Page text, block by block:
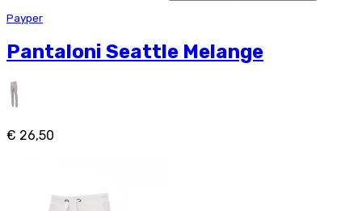
Payper
Pantaloni Seattle Melange
€ 26,50